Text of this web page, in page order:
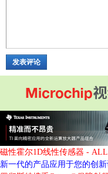
发表评论
磁性霍尔1D线性传感器 -
新一代的产品应用于您的创